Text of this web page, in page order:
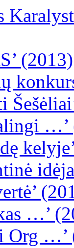
(2013)
…’
…’
Org …’